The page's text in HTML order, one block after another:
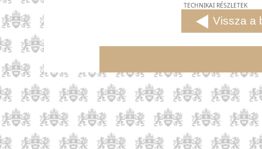
TECHNIKAI RÉSZLETEK
Vissza a